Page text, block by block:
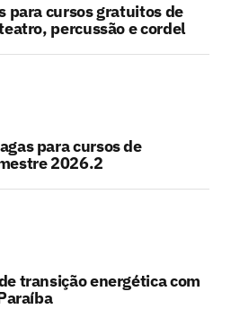
para cursos gratuitos de
percussão e cordel
para cursos de
2026.2
transição energética com